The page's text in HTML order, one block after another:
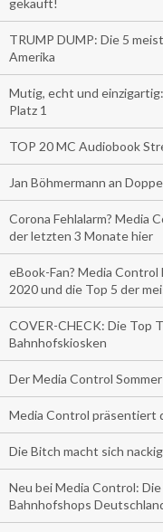
gekauft!
TRUMP DUMP: Die 5
Amerika
Mutig, echt und
Platz 1
TOP 20 MC Audiobook
Jan Böhmermann an
Corona Fehlalarm? Media
der letzten 3 Monate hier
eBook-Fan? Media
2020 und die Top 5 der
COVER-CHECK: Die Top
Bahnhofskiosken
Der Media Control
Media Control präsentiert
Die Bitch macht sich
Neu bei Media Control:
Bahnhofshops